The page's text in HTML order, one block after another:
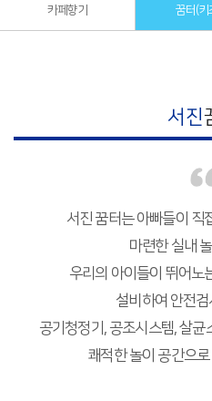
카페향기 꿈터(키
서진
서진 꿈터는 아빠들이 직
마련한 실내
우리의 아이들이 뛰어노
설비하여 안전
공기청정기, 공조시스템, 살균
쾌적한 놀이 공간으